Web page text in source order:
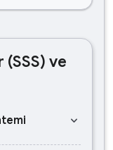
(SSS) ve
keyboard_arrow_down